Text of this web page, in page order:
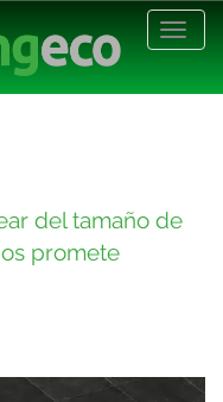
del tamaño de
promete